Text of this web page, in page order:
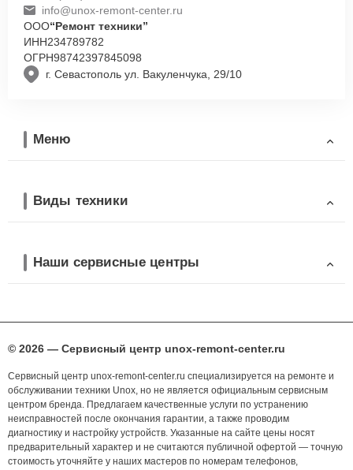
г. Севастополь ул. Вакуленчука, 29/10
info@unox-remont-center.ru
ООО“Ремонт техники”
ИНН234789782
ОГРН98742397845098
Меню
Виды техники
Наши сервисные центры
© 2026 — Сервисный центр unox-remont-center.ru
Сервисный центр unox-remont-center.ru специализируется на ремонте и
обслуживании техники Unox, но не является официальным сервисным
центром бренда. Предлагаем качественные услуги по устранению
неисправностей после окончания гарантии, а также проводим
диагностику и настройку устройств. Указанные на сайте цены носят
предварительный характер и не считаются публичной офертой — точную
стоимость уточняйте у наших мастеров по номерам телефонов,